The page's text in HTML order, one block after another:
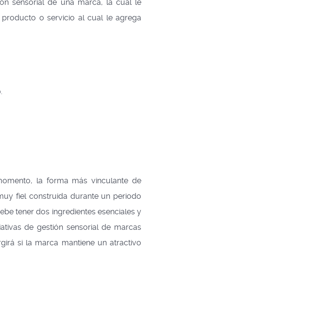
sensorial de una marca, la cual le
o servicio al cual le agrega
la forma más vinculante de
fiel construida durante un periodo
tener dos ingredientes esenciales y
de gestión sensorial de marcas
si la marca mantiene un atractivo